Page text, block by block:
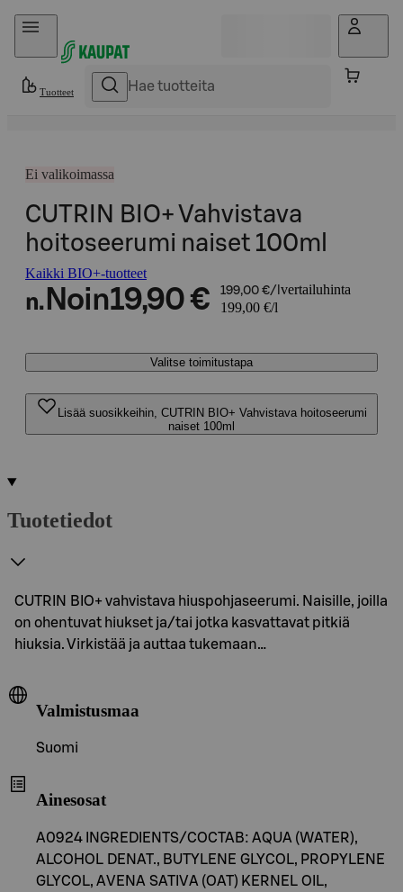
Hyppää sisältöön
Tuotteet
Ei valikoimassa
CUTRIN BIO+ Vahvistava
hoitoseerumi naiset 100ml
Kaikki BIO+-tuotteet
n. Noin19,90 € 199,00 €/l vertailuhinta
199,00 €/l
Valitse toimitustapa
Lisää suosikkeihin, CUTRIN BIO+ Vahvistava hoitoseerumi
naiset 100ml
Tuotetiedot
CUTRIN BIO+ vahvistava hiuspohjaseerumi. Naisille, joilla
on ohentuvat hiukset ja/tai jotka kasvattavat pitkiä
hiuksia. Virkistää ja auttaa tukemaan…
Valmistusmaa
Suomi
Ainesosat
A0924 INGREDIENTS/COCTAB: AQUA (WATER),
ALCOHOL DENAT., BUTYLENE GLYCOL, PROPYLENE
GLYCOL, AVENA SATIVA (OAT) KERNEL OIL,